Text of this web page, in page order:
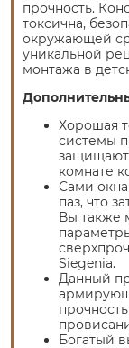
прочность.
токсична,
окружающей
уникальной
монтажа в
Хорошая
системы
защищают
комнате
Сами
паз, что
Вы также
Siegenia.
Данный
Богатый